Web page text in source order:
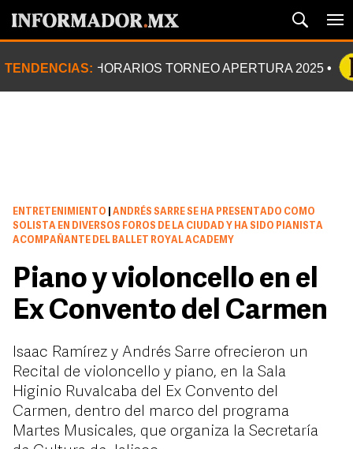
TENDENCIAS: HORARIOS TORNEO APERTURA 2025
ENTRETENIMIENTO
ANDRÉS SARRE SE HA PRESENTADO COMO
SOLISTA EN DIVERSOS FOROS DE LA CIUDAD Y HA SIDO PIANISTA
ACOMPAÑANTE DEL BALLET ROYAL ACADEMY
Piano y violoncello en el
Ex Convento del Carmen
Isaac Ramírez y Andrés Sarre ofrecieron un
Recital de violoncello y piano, en la Sala
Higinio Ruvalcaba del Ex Convento del
Carmen, dentro del marco del programa
Martes Musicales, que organiza la Secretaría